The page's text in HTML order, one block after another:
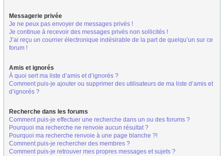
Messagerie privée
Je ne peux pas envoyer de messages privés !
Je continue à recevoir des messages privés non sollicités !
J’ai reçu un courrier électronique indésirable de la part de quelqu’un sur ce
forum !
Amis et ignorés
À quoi sert ma liste d’amis et d’ignorés ?
Comment puis-je ajouter ou supprimer des utilisateurs de ma liste d’amis et
d’ignorés ?
Recherche dans les forums
Comment puis-je effectuer une recherche dans un ou des forums ?
Pourquoi ma recherche ne renvoie aucun résultat ?
Pourquoi ma recherche renvoie à une page blanche ?!
Comment puis-je rechercher des membres ?
Comment puis-je retrouver mes propres messages et sujets ?